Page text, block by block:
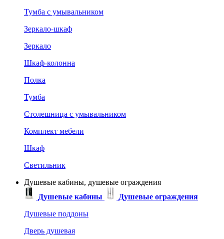
Тумба с умывальником
Зеркало-шкаф
Зеркало
Шкаф-колонна
Полка
Тумба
Столешница с умывальником
Комплект мебели
Шкаф
Светильник
Душевые кабины, душевые ограждения
Душевые кабины
Душевые ограждения
Душевые поддоны
Дверь душевая